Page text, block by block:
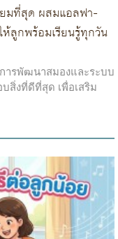
มที่สุด ผสมแอลฟา-
ลูกพร้อมเรียนรู้ทุกวัน
ารพัฒนาสมองและระบบ
งที่ดีที่สุด เพื่อเสริม